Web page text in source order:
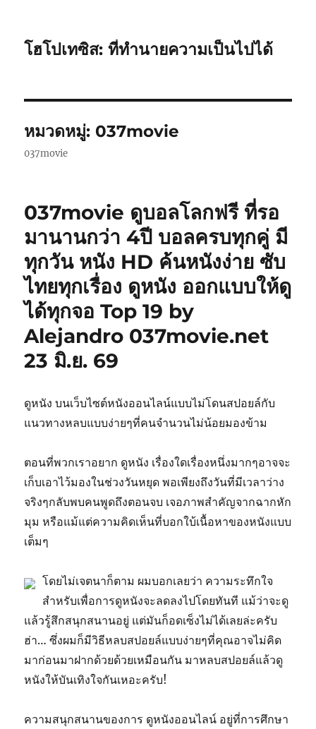
โฮโปเทซิส: ที่ทำนายความเป็นไปได้
หมวดหมู่: 037movie
037movie
037movie ดูบอลโลกฟรี ที่รอ
มานานกว่า 4ปี บอลครบทุกคู่ มี
ทุกวัน หนัง HD ค้นหนังง่าย ซับ
ไทยทุกเรื่อง ดูหนัง ออกแบบให้ดู
ได้ทุกจอ Top 19 by
Alejandro 037movie.net
23 มิ.ย. 69
ดูหนัง บนเว็บไซต์หนังออนไลน์แบบไม่โดนสปอยล์กับ
แนวทางหลบแบบง่ายๆที่คนจำนวนไม่น้อยมองข้าม
ตอนที่พวกเราอยาก ดูหนัง เรื่องใดเรื่องหนึ่งมากๆอาจจะ
เก็บเอาไว้มองในช่วงวันหยุด พอเพียงถึงวันที่มีเวลาว่าง
จริงๆกลับพบคนพูดถึงตอนจบ เจอภาพสำคัญจากฉากหัก
มุม หรือแม้แต่ความคิดเห็นที่บอกใบ้เนื้อหาของหนังแบบ
เต็มๆ
โดยไม่เจตนาก็ตาม ผมบอกเลยว่า ความระทึกใจ
สำหรับเพื่อการดูหนังจะลดลงไปโดยทันที แม้ว่าจะดู
แล้วรู้สึกสนุกสนานอยู่ แต่มันก็อดเซ็งไม่ได้เลยล่ะครับ
ฮ่า… ซึ่งผมก็มีวิธีหลบสปอยล์แบบง่ายๆที่คุณอาจไม่คิด
มาก่อนมาฝากด้วยด้วยเหมือนกัน มาหลบสปอยล์แล้วดู
หนังให้บันเทิงใจกันเหอะครับ!
ความสนุกสนานของการ ดูหนังออนไลน์ อยู่ที่การศึกษา